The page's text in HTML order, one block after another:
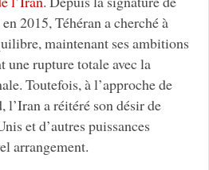
2015, Téhéran a cherché à
maintenant ses ambitions
une rupture totale avec la
Toutefois, à l’approche de
l’Iran a réitéré son désir de
et d’autres puissances
arrangement.